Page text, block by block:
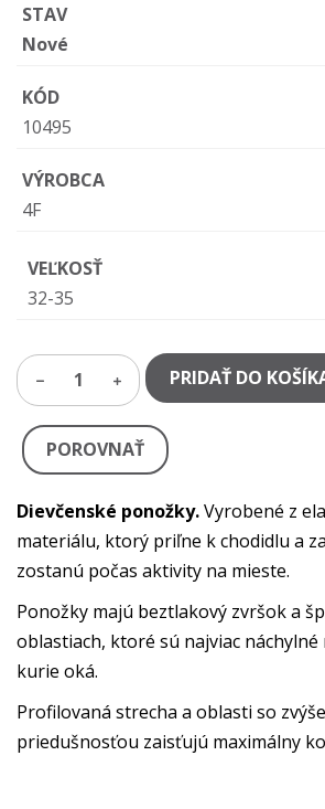
STAV
Nové
KÓD
10495
VÝROBCA
4F
VEĽKOSŤ
32-35
1 PRIDAŤ DO
POROVNAŤ
Dievčenské ponožky.Vyrobené z
materiálu, ktorý priľne k chodidlu a
zostanú počas aktivity na mieste.
Ponožky majú beztlakový zvršok a
oblastiach, ktoré sú najviac náchylné
kurie oká.
Profilovaná strecha a oblasti so
priedušnosťou zaisťujú maximálny